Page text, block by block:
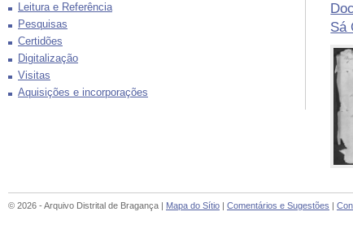
Leitura e Referência
Pesquisas
Certidões
Digitalização
Visitas
Aquisições e incorporações
Sá
© 2026 - Arquivo Distrital de Bragança | Mapa do Sítio | Comentários e Sugestões |